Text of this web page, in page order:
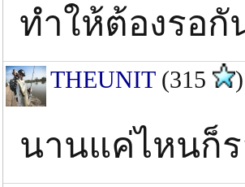
ทำให้ต้องรอกั
THEUNIT(315 )
นานแค่ไหนก็